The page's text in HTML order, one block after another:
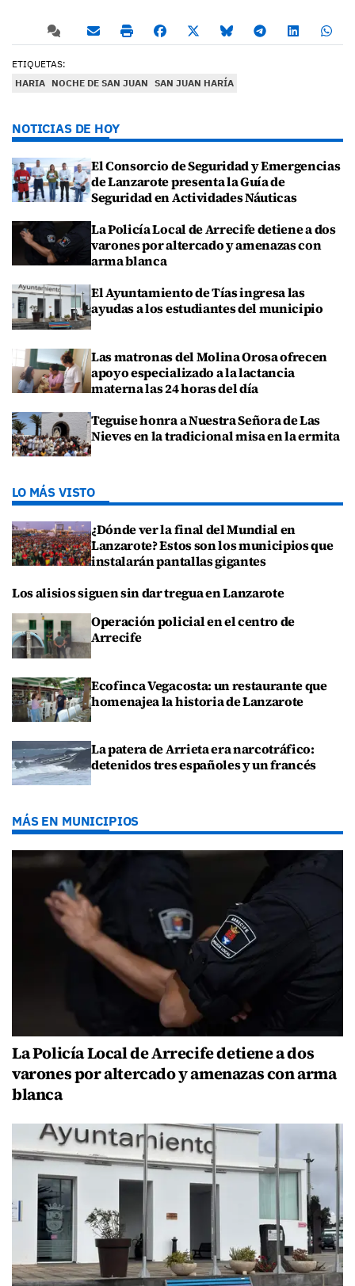
ETIQUETAS:
HARIA NOCHE DE SAN JUAN SAN JUAN HARÍA
NOTICIAS DE HOY
El Consorcio de Seguridad y Emergencias
de Lanzarote presenta la Guía de
Seguridad en Actividades Náuticas
La Policía Local de Arrecife detiene a dos
varones por altercado y amenazas con
arma blanca
El Ayuntamiento de Tías ingresa las
ayudas a los estudiantes del municipio
Las matronas del Molina Orosa ofrecen
apoyo especializado a la lactancia
materna las 24 horas del día
Teguise honra a Nuestra Señora de Las
Nieves en la tradicional misa en la ermita
LO MÁS VISTO
¿Dónde ver la final del Mundial en
Lanzarote? Estos son los municipios que
instalarán pantallas gigantes
Los alisios siguen sin dar tregua en Lanzarote
Operación policial en el centro de
Arrecife
Ecofinca Vegacosta: un restaurante que
homenajea la historia de Lanzarote
La patera de Arrieta era narcotráfico:
detenidos tres españoles y un francés
MÁS EN MUNICIPIOS
La Policía Local de Arrecife detiene a dos
varones por altercado y amenazas con arma
blanca